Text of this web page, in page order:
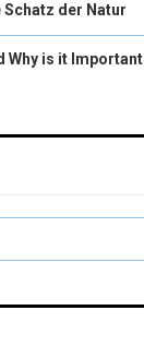
Schatz der Natur
Why is it Important